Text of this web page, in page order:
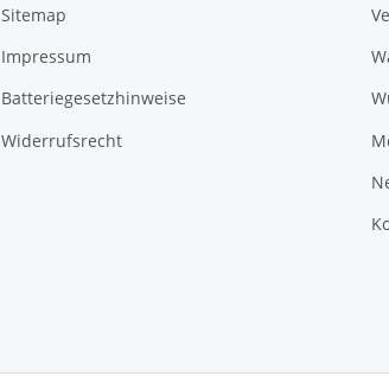
Sitemap
Impressum
Batteriegesetzhinweise
Widerrufsrecht